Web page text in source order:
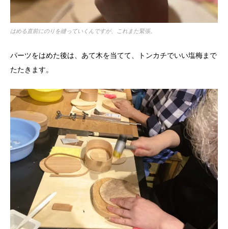
はめる直前にのりを縫っていくんですが、これまた緊張。
パーツをはめた後は、あて木を当てて、トンカチでいい塩梅まで
たたきます。